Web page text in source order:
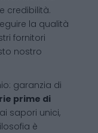
credibilità.
la qualità
fornitori
nostro
garanzia di
prime di
sapori unici,
è